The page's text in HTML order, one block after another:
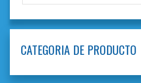
CATEGORIA DE PRODUCTO